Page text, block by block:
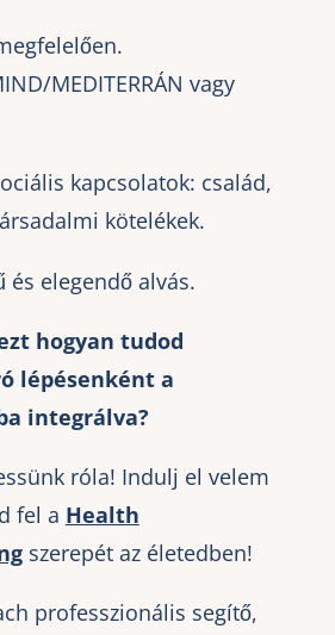
MEDITERRÁN vagy
kapcsolatok: család,
kötelékek.
és elegendő alvás.
hogyan tudod
lépésenként a
integrálva?
róla! Indulj el velem
fel a Health
szerepét az életedben!
professzionális segítő,